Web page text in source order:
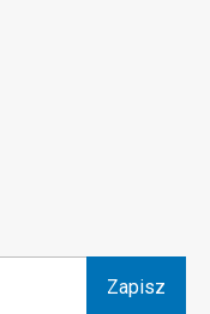
Zapisz